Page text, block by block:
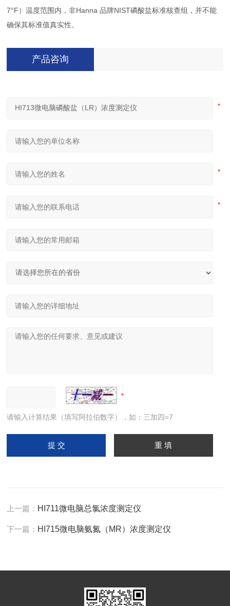
7°F ）温度范围内，非Hanna品牌NIST磷酸盐标准核查组，并不能
确保其标准值真实性。
产品咨询
请输入计算结果（填写阿拉伯数字），如：三加四=7
上一篇： HI711微电脑总氯浓度测定仪
下一篇： HI715微电脑氨氮（MR）浓度测定仪